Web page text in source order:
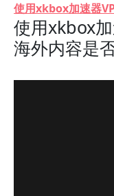
使用xkbox加速器
使用xkbox
海外内容是